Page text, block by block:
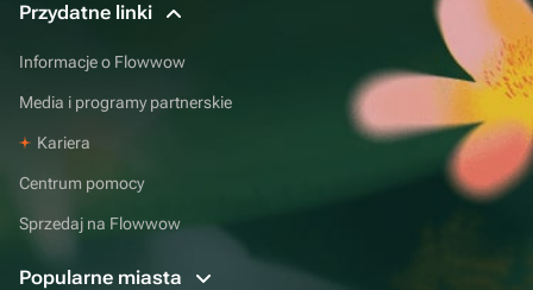
Przydatne linki
Informacje o Flowwow
Media i programy partnerskie
Kariera
Centrum pomocy
Sprzedaj na Flowwow
Popularne miasta